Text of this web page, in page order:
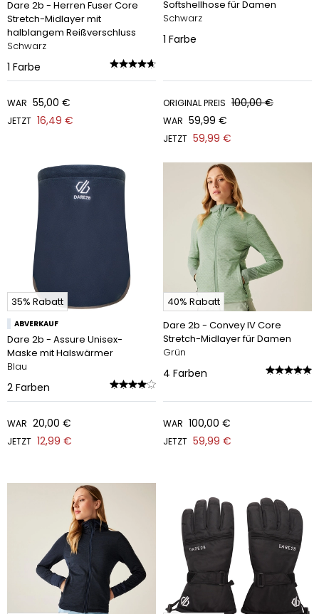
Dare 2b - Herren Fuser Core
Stretch-Midlayer mit
halblangem Reißverschluss
Schwarz
1 Farbe
WAR 55,00 €
JETZT 16,49 €
Softshellhose für Damen
Schwarz
1 Farbe
ORIGINAL PREIS 100,00 €
WAR 59,99 €
JETZT 59,99 €
35% Rabatt
ABVERKAUF
Dare 2b - Assure Unisex-
Maske mit Halswärmer
Blau
2 Farben
WAR 20,00 €
JETZT 12,99 €
40% Rabatt
Dare 2b - Convey IV Core
Stretch-Midlayer für Damen
Grün
4 Farben
WAR 100,00 €
JETZT 59,99 €